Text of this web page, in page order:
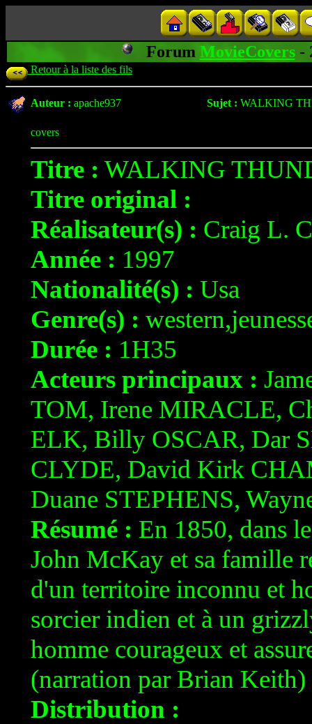
Forum MovieCovers-
Retour à la liste des fils
Auteur : apache937 Sujet : WALKING
covers
Titre : WALKING
Titre original :
Réalisateur(s) : Craig L.
Année : 1997
Nationalité(s) : Usa
Genre(s) :
Durée : 1H35
Acteurs principaux :
TOM, Irene MIRACLE,
ELK, Billy OSCAR, Dar
CLYDE, David Kirk
Duane STEPHENS,
Résumé : En 1850, dans
John McKay et sa famille
d'un territoire inconnu et
sorcier indien et à un
homme courageux et
(narration par Brian Keith)
Distribution :